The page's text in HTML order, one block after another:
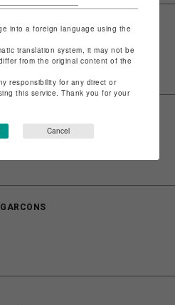
キャンバスA4トートバッグ【オフホワ
キャンバスハンドバッグ（小）【ブラ
into a foreign language using the
translation system, it may not be
from the original content of the
responsibility for any direct or
this service. Thank you for your
Cancel